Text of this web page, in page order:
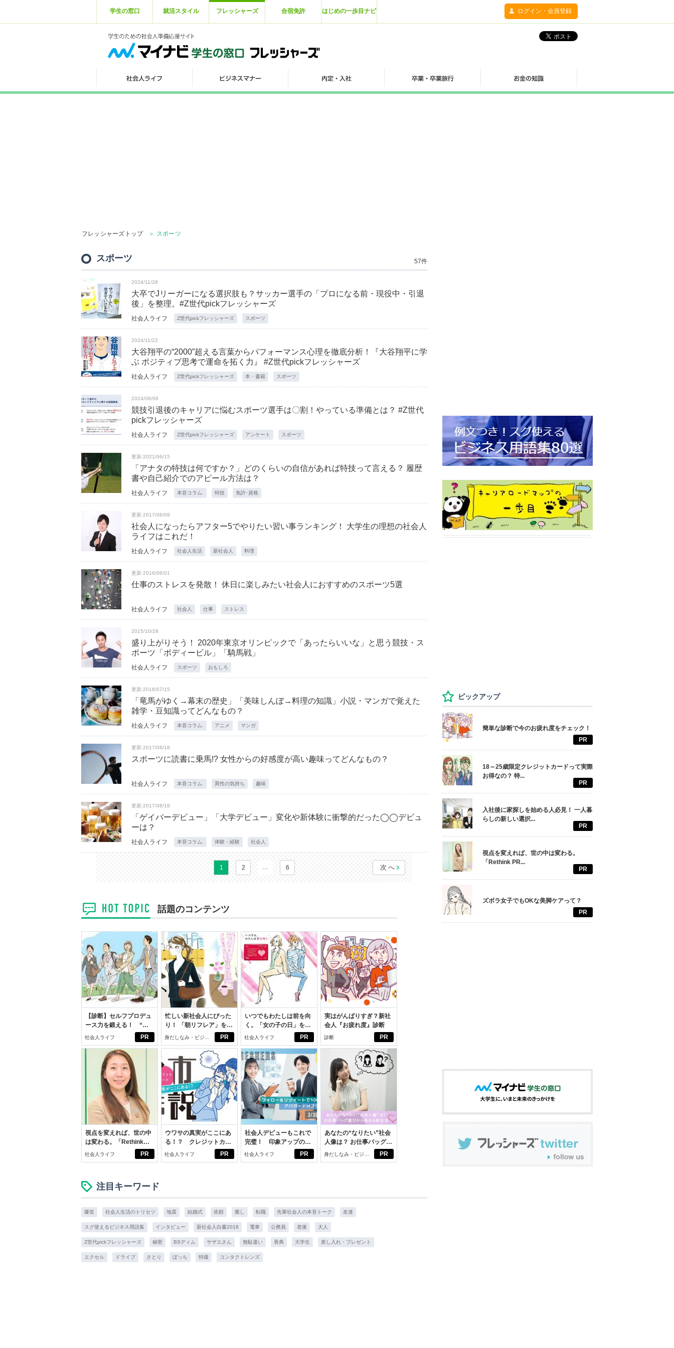
学生の窓口 就活スタイル フレッシャーズ 合宿免許 はじめの一歩目ナビ ログイン・会員登録
フレッシャーズトップ ＞ スポーツ
スポーツ 57件
2024/11/28
大卒でJリーガーになる選択肢も？サッカー選手の「プロになる前・現役中・引退
後」を整理。#Z世代pickフレッシャーズ
社会人ライフ Z世代pickフレッシャーズ スポーツ
2024/11/22
大谷翔平の“2000”超える言葉からパフォーマンス心理を徹底分析！『大谷翔平に学
ぶ ポジティブ思考で運命を拓く力』 #Z世代pickフレッシャーズ
社会人ライフ Z世代pickフレッシャーズ 本・書籍 スポーツ
2024/08/06
競技引退後のキャリアに悩むスポーツ選手は〇割！やっている準備とは？ #Z世代
pickフレッシャーズ
社会人ライフ Z世代pickフレッシャーズ アンケート スポーツ
更新:2021/06/15
「アナタの特技は何ですか？」どのくらいの自信があれば特技って言える？ 履歴
書や自己紹介でのアピール方法は？
社会人ライフ 本音コラム. 特技 免許･資格
更新:2017/06/09
社会人になったらアフター5でやりたい習い事ランキング！ 大学生の理想の社会人
ライフはこれだ！
社会人ライフ 社会人生活 新社会人 料理
更新:2016/06/01
仕事のストレスを発散！ 休日に楽しみたい社会人におすすめのスポーツ5選
社会人ライフ 社会人 仕事 ストレス
2015/10/28
盛り上がりそう！ 2020年東京オリンピックで「あったらいいな」と思う競技・ス
ポーツ「ボディービル」「騎馬戦」
社会人ライフ スポーツ おもしろ
更新:2016/07/15
「竜馬がゆく→幕末の歴史」「美味しんぼ→料理の知識」小説・マンガで覚えた
雑学・豆知識ってどんなもの？
社会人ライフ 本音コラム. アニメ マンガ
更新:2017/08/18
スポーツに読書に乗馬!? 女性からの好感度が高い趣味ってどんなもの？
社会人ライフ 本音コラム. 異性の気持ち 趣味
更新:2017/08/18
「ゲイバーデビュー」「大学デビュー」変化や新体験に衝撃的だった◯◯デビュ
ーは？
社会人ライフ 本音コラム. 体験・経験 社会人
1 2 … 6 次へ
話題のコンテンツ
PR
【診断】セルフプロデュ
ース力を鍛える！ “ジ
ブン観”診断
社会人ライフ PR
忙しい新社会人にぴった
り！ 「朝リフレア」をは
じめよう。しっかりニオ
イケアして24時間快適。
身だしなみ・ビジネ
スアイテム
PR
いつでもわたしは前を向
く。「女の子の日」を前
向きに♪社会人エリ・大
社会人ライフ PR
実はがんばりすぎ？新社
会人『お疲れ度』診断
診断
PR
視点を変えれば、世の中
は変わる。「Rethink
PROJECT」がつたえた
社会人ライフ PR
ウワサの真実がここにあ
る！？ クレジットカー
ドの都市伝説
社会人ライフ PR
社会人デビューもこれで
完璧！ 印象アップのセ
ルフプロデュース術
社会人ライフ PR
あなたの“なりたい”社会
人像は？ お仕事バッグ選
びから始める新生活
身だしなみ・ビジネ
スアイテム
注目キーワード
爆笑 社会人生活のトリセツ 地震 結婚式 依頼 癒し 転職 先輩社会人の本音トーク 友達
スグ使えるビジネス用語集 インタビュー 新社会人白書2018 電車 公務員 老後 大人
Z世代pickフレッシャーズ 秘密 BSディム サザエさん 無駄遣い 香典 大学生 差し入れ・プレゼント
エクセル ドライブ さとり ぼっち 特撮 コンタクトレンズ
ピックアップ
簡単な診断で今のお疲れ度をチェック！
PR
18～25歳限定クレジットカードって実際
お得なの？ 特...
PR
入社後に家探しを始める人必見！ 一人暮
らしの新しい選択...
PR
視点を変えれば、世の中は変わる。
「Rethink PR...
PR
ズボラ女子でもOKな美脚ケアって？
PR